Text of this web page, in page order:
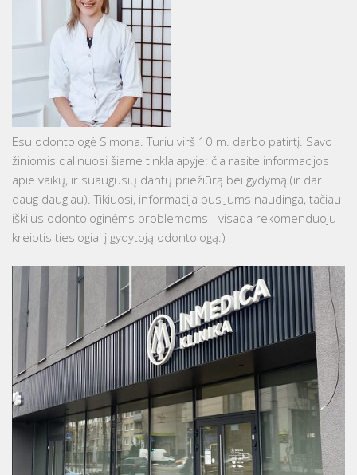
Esu odontologė Simona. Turiu virš 10 m. darbo patirtį. Savo
žiniomis dalinuosi šiame tinklalapyje: čia rasite informacijos
apie vaikų, ir suaugusių dantų priežiūrą bei gydymą (ir dar
daug daugiau). Tikiuosi, informacija bus Jums naudinga, tačiau
iškilus odontologinėms problemoms - visada rekomenduoju
kreiptis tiesiogiai į gydytoją odontologą:)